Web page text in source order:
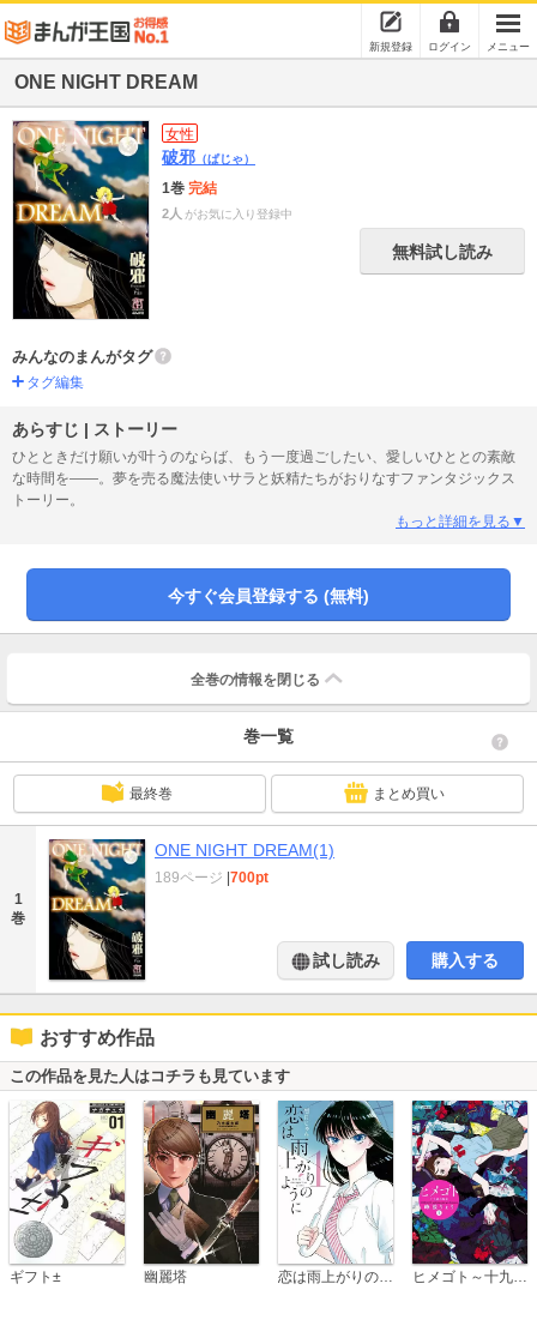
新規登録 ログイン メニュー
ONE NIGHT DREAM
女性
破邪 （ぱじゃ）
1巻 完結
2人 がお気に入り登録中
無料試し読み
みんなのまんがタグ
タグ編集
あらすじ | ストーリー
ひとときだけ願いが叶うのならば、もう一度過ごしたい、愛しいひととの素敵
な時間を――。夢を売る魔法使いサラと妖精たちがおりなすファンタジックス
トーリー。
もっと詳細を見る▼
今すぐ会員登録する (無料)
全巻の情報を 閉じる
巻一覧
最終巻 まとめ買い
1
巻
ONE NIGHT DREAM(1)
189ページ 700pt
試し読み 購入する
おすすめ作品
この作品を見た人はコチラも見ています
ギフト± 幽麗塔 恋は雨上がりのように ヒメゴト～十九歳の制服～